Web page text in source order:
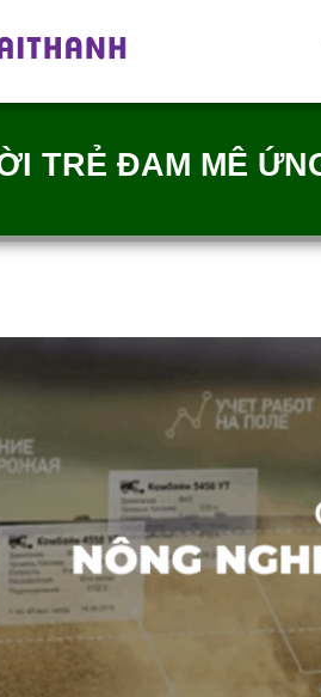
TRẺ ĐAM MÊ